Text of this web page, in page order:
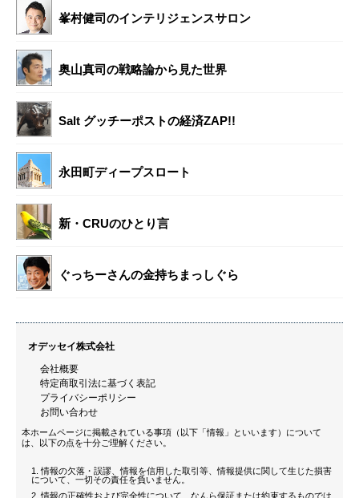
峯村健司のインテリジェンスサロン
奥山真司の戦略論から見た世界
Salt グッチーポストの経済ZAP!!
永田町ディープスロート
新・CRUのひとり言
ぐっちーさんの金持ちまっしぐら
オデッセイ株式会社
会社概要
特定商取引法に基づく表記
プライバシーポリシー
お問い合わせ
本ホームページに掲載されている事項（以下「情報」といいます）について
は、以下の点を十分ご理解ください。
情報の欠落・誤謬、情報を信用した取引等、情報提供に関して生じた損害
について、一切その責任を負いません。
情報の正確性および完全性について、なんら保証または約束するものでは